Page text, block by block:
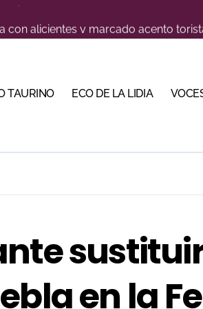
su temporada de figura y el palco
cuadro de honor de las Colombinas
abre la corrida de seis rejoneadores en
TAURINO ECO DE LA LIDIA
en la